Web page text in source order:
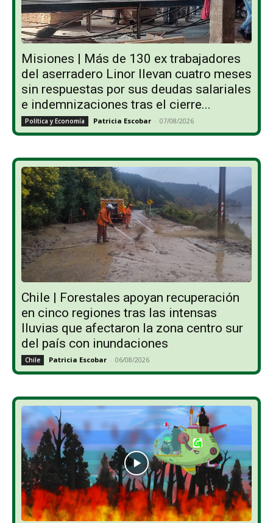
Misiones | Más de 130 ex trabajadores
del aserradero Linor llevan cuatro meses
sin respuestas por sus deudas salariales
e indemnizaciones tras el cierre...
Política y Economía Patricia Escobar - 07/08/2026
Chile | Forestales apoyan recuperación
en cinco regiones tras las intensas
lluvias que afectaron la zona centro sur
del país con inundaciones
Chile Patricia Escobar - 06/08/2026